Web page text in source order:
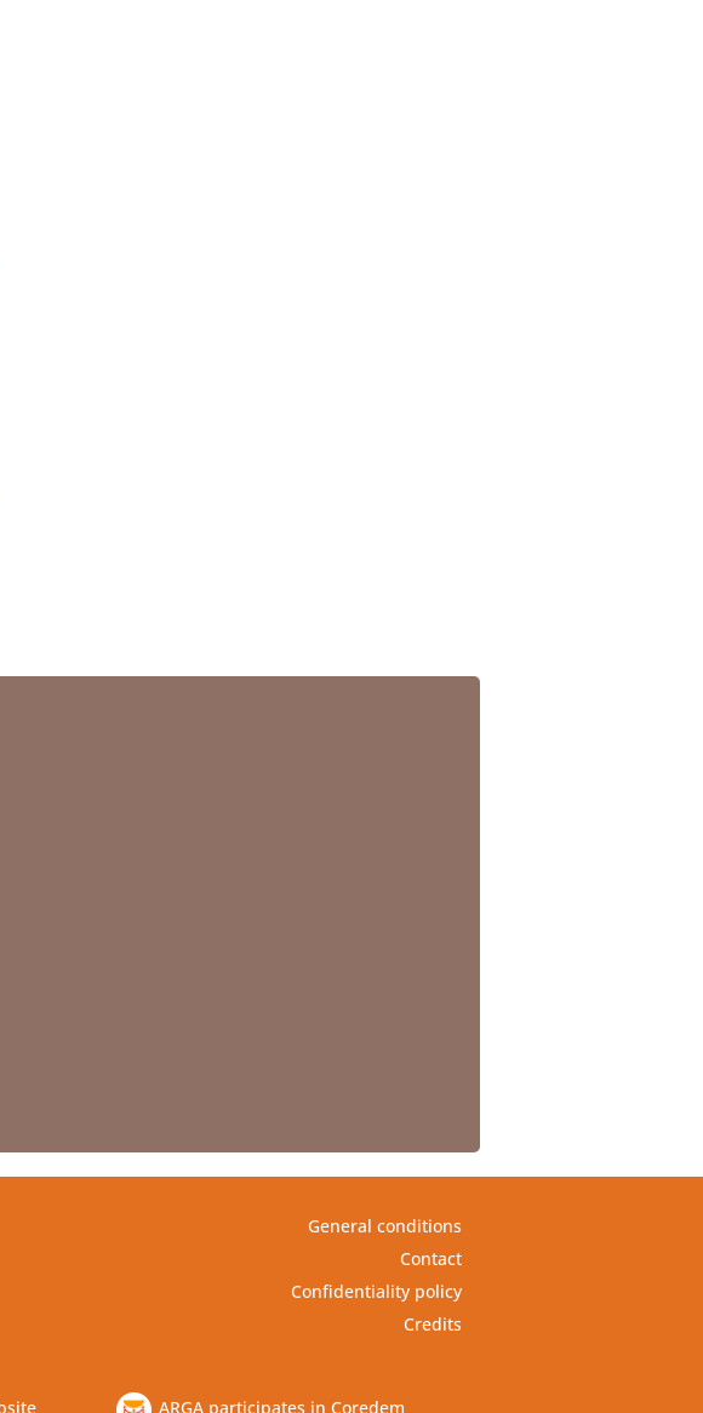
General conditions
Contact
Confidentiality policy
Credits
ARGA participates in Coredem